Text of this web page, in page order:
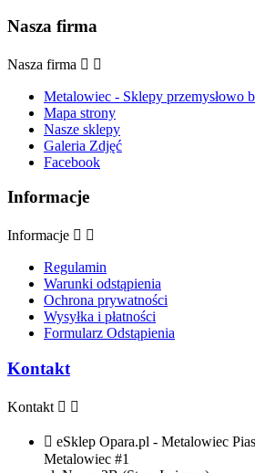
Nasza firma
Nasza firma  
Metalowiec - Sklepy przemysłowo
Mapa strony
Nasze sklepy
Galeria Zdjęć
Facebook
Informacje
Informacje  
Regulamin
Warunki odstąpienia
Ochrona prywatności
Wysyłka i płatności
Formularz Odstąpienia
Kontakt
Kontakt  
 eSklep Opara.pl - Metalowiec
Metalowiec #1